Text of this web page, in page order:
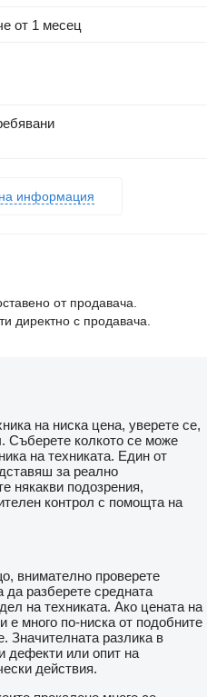
от 1 месец
информация
от продавача.
директно с продавача.
на ниска цена, уверете се,
Съберете колкото се може
на техниката. Един от
за реално
някакви подозрения,
контрол с помощта на
внимателно проверете
да разберете средната
на техниката. Ако цената на
е много по-ниска от подобните
Значителната разлика в
дефекти или опит на
действия.